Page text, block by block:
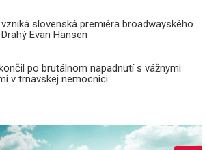
slovenská premiéra broadwayského
Evan Hansen
po brutálnom napadnutí s vážnymi
v trnavskej nemocnici